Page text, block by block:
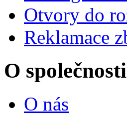
Otvory do
Reklamace
O společnosti
O nás